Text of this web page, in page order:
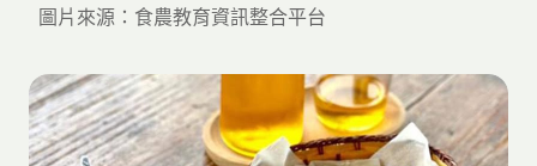
圖片來源：食農教育資訊整合平台